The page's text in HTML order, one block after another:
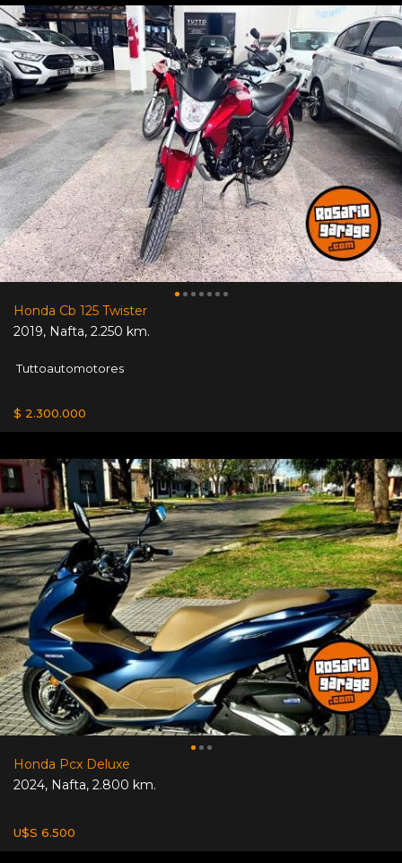
Honda Cb 125 Twister
2019, Nafta, 2.250 km.
Tuttoautomotores
$ 2.300.000
Honda Pcx Deluxe
2024, Nafta, 2.800 km.
U$S 6.500